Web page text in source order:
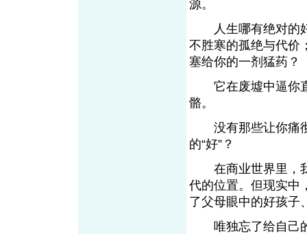
源。
人生哪有绝对的好
不胜寒的孤绝与代价
塞给你的一剂猛
它在废墟中逼你直
骼。
没有那些让你痛彻
的“好”？
在商业世界里，我
代的位置。但现实
了父母眼中的好孩
唯独忘了给自己的